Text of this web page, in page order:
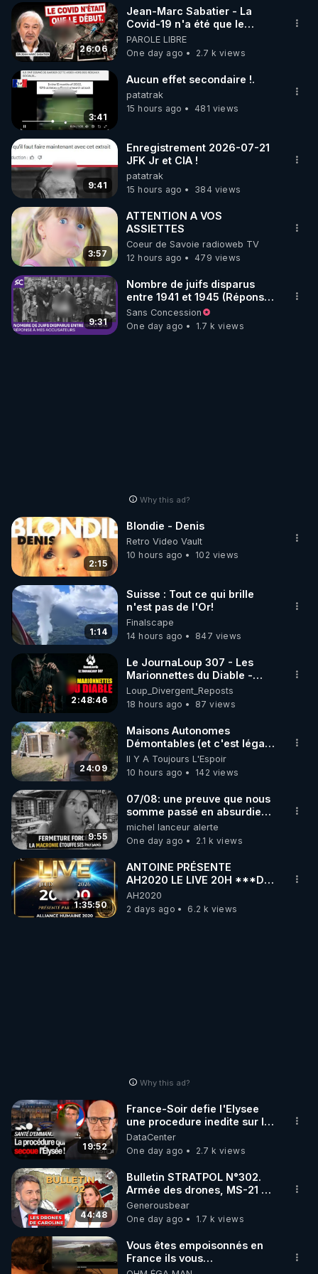
▶ 30 jours gratuit sur l’application de méditation et
de bien-être ENVOL :
Rendez-vous sur https://www.envol.app/code
le code : REGENERE
26:06
Jean-Marc Sabatier - La
Covid-19 n'a été que le
début - L'ARNm & l'ARNm-aa
jusqu où auront-t-il ?
PAROLE LIBRE
One day ago
2.7 k views
3:41
Aucun effet secondaire !.
patatrak
15 hours ago
481 views
9:41
Enregistrement 2026-07-21
JFK Jr et CIA !
patatrak
15 hours ago
384 views
3:57
ATTENTION A VOS
ASSIETTES
Coeur de Savoie radioweb TV
12 hours ago
479 views
9:31
Nombre de juifs disparus
entre 1941 et 1945 (Réponse
à mes accusateurs)
Sans Concession
One day ago
1.7 k views
Why this ad?
2:15
Blondie - Denis
Retro Video Vault
10 hours ago
102 views
1:14
Suisse : Tout ce qui brille
n'est pas de l'Or!
Finalscape
14 hours ago
847 views
2:48:46
Le JournaLoup 307 - Les
Marionnettes du Diable -
Loup Divergent 2026.08.07
Loup_Divergent_Reposts
18 hours ago
87 views
24:09
Maisons Autonomes
Démontables (et c'est légal).
Visite éco village en
Bretagne
Il Y A Toujours L'Espoir
10 hours ago
142 views
9:55
07/08: une preuve que nous
somme passé en absurdie
une dictature qui veut faire
taire ses opposant !
michel lanceur alerte
One day ago
2.1 k views
1:35:50
ANTOINE PRÉSENTE
AH2020 LE LIVE 20H ***DU
06/08/2026***
AH2020
2 days ago
6.2 k views
Why this ad?
19:52
France-Soir defie l'Elysee
une procedure inedite sur la
sante du president - Nexus
DataCenter
One day ago
2.7 k views
44:48
Bulletin STRATPOL N°302.
Armée des drones, MS-21 en
série, missiles coréens.
07.08.2026.
Generousbear
One day ago
1.7 k views
Vous êtes empoisonnés en
France ils vous
empoisonnent tranquille